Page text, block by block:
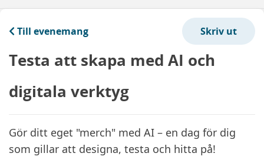
Till evenemang
Testa att skapa med AI och
digitala verktyg
Gör ditt eget "merch" med AI – en dag för dig
som gillar att designa, testa och hitta på!